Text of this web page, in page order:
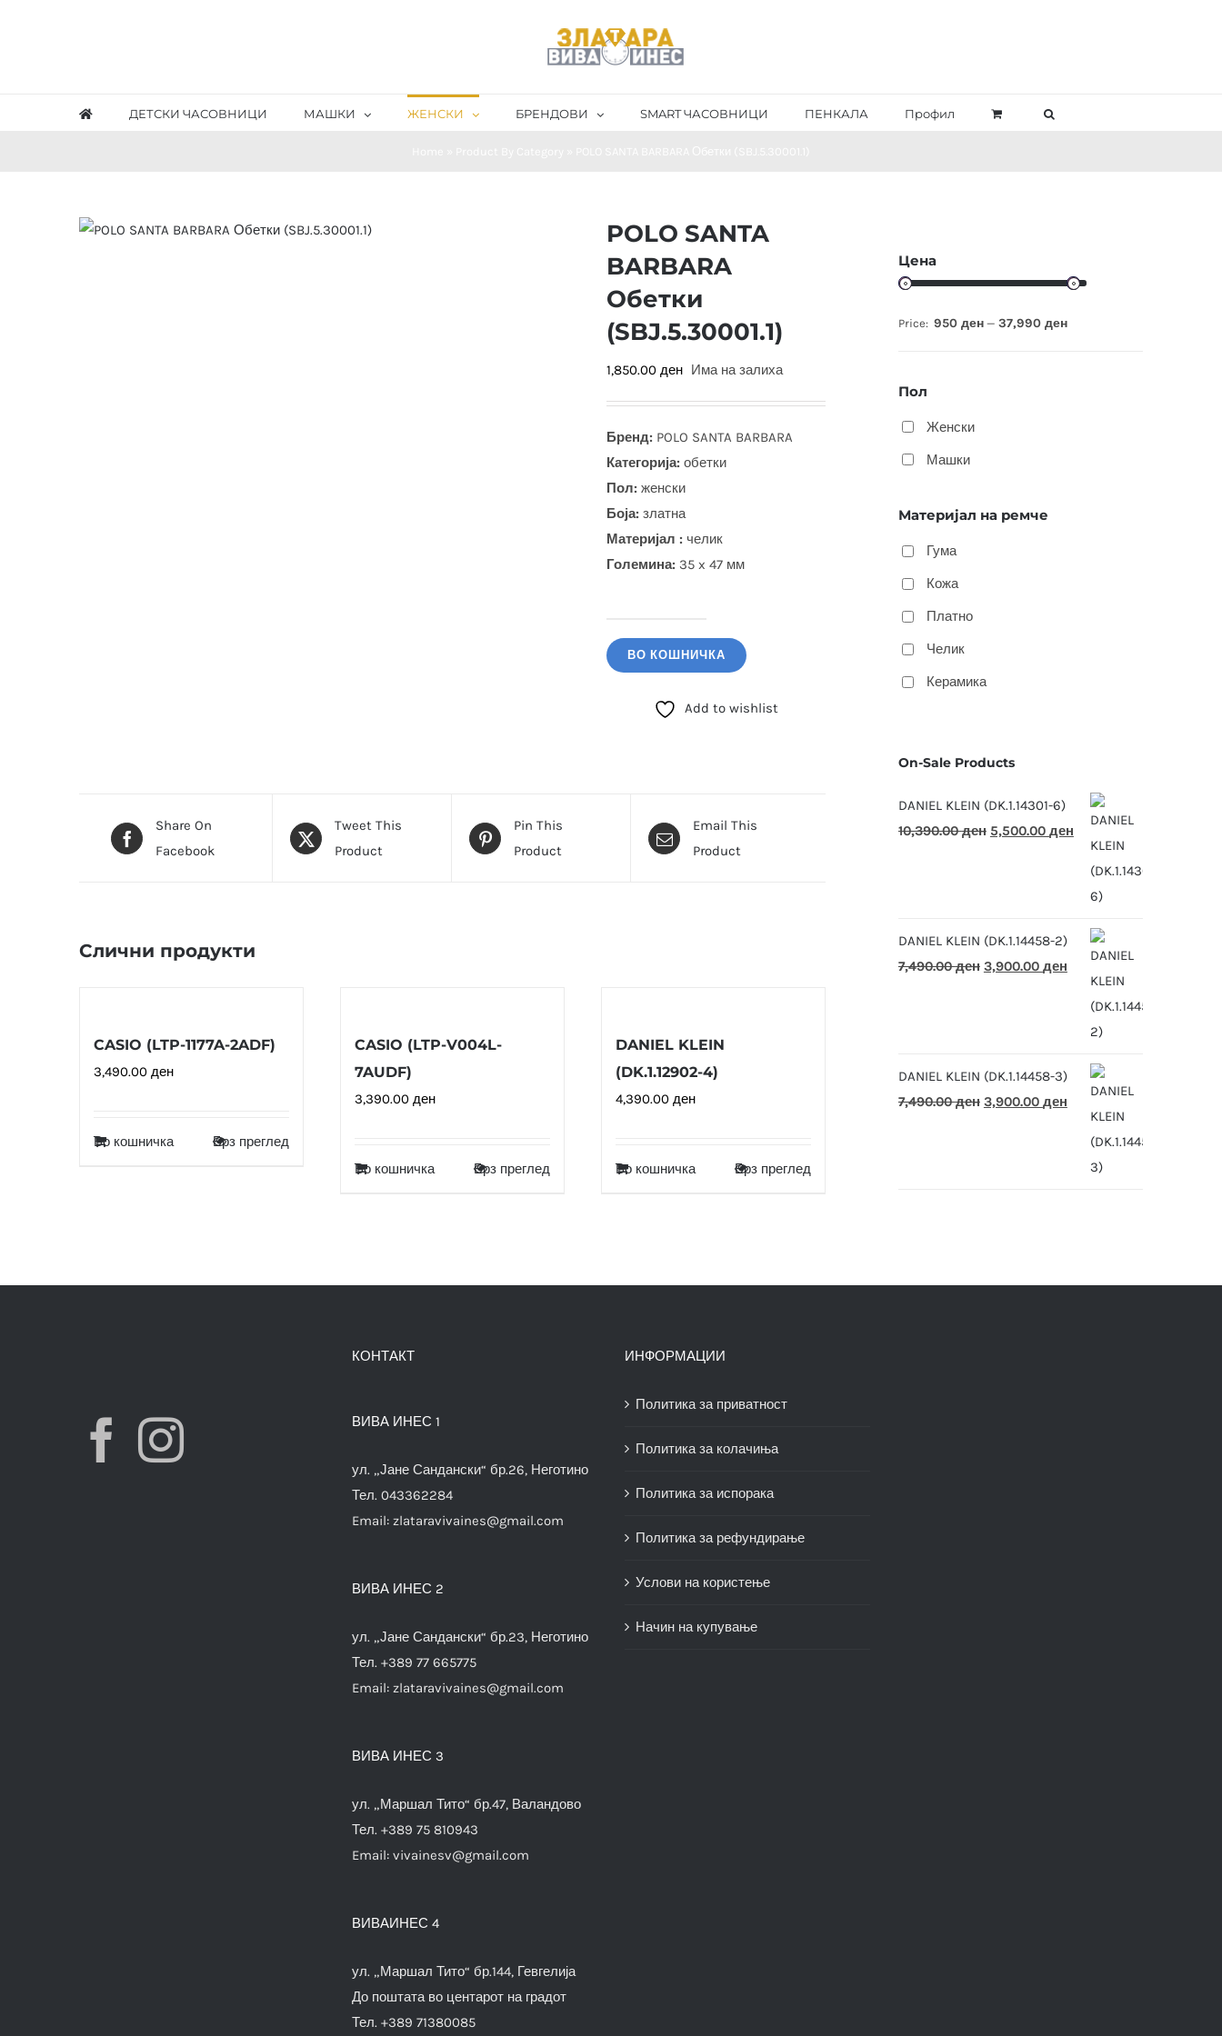
ДЕТСКИ ЧАСОВНИЦИ МАШКИ ЖЕНСКИ БРЕНДОВИ SMART ЧАСОВНИЦИ ПЕНКАЛА Профил
POLO SANTA
BARBARA
Обетки
(SBJ.5.30001.1)
1,850.00 ден Има на залиха
Бренд: POLO SANTA BARBARA
Категорија: обетки
Пол: женски
Боја: златна
Материјал : челик
Големина: 35 x 47 мм
SANTA
Обетки
ВО КОШНИЧКА
Add to wishlist
Share On
Facebook
Tweet This
Product
Pin This
Product
Email This
Product
Слични продукти
CASIO (LTP-1177A-2ADF)
3,490.00 ден
Во кошничка Брз преглед
CASIO (LTP-V004L-
7AUDF)
3,390.00 ден
Во кошничка Брз преглед
DANIEL KLEIN
(DK.1.12902-4)
4,390.00 ден
Во кошничка Брз преглед
Цена
Price: 950 ден— 37,990 ден
Пол
Женски
Машки
Материјал на ремче
Гума
Кожа
Платно
Челик
Керамика
On-Sale Products
DANIEL KLEIN (DK.1.14301-6)
10,390.00ден Original
5,500.00 денCurrent
price
5,500.00 ден.
DANIEL KLEIN (DK.1.14458-2)
7,490.00ден Original
3,900.00 денCurrent
price
3,900.00 ден.
DANIEL KLEIN (DK.1.14458-3)
7,490.00ден Original
3,900.00 денCurrent
price
3,900.00 ден.
КОНТАКТ
ВИВА ИНЕС 1
ул. „Јане Сандански“ бр.26, Неготино
Тел. 043362284
Email: zlataravivaines@gmail.com
ВИВА ИНЕС 2
ул. „Јане Сандански“ бр.23, Неготино
Тел. +389 77 665775
Email: zlataravivaines@gmail.com
ВИВА ИНЕС 3
ул. „Маршал Тито“ бр.47, Валандово
Тел. +389 75 810943
Email: vivainesv@gmail.com
ВИВАИНЕС 4
ул. „Маршал Тито“ бр.144, Гевгелија
До поштата во центарот на градот
Тел. +389 71380085
ИНФОРМАЦИИ
Политика за приватност
Политика за колачиња
Политика за испорака
Политика за рефундирање
Услови на користење
Начин на купување